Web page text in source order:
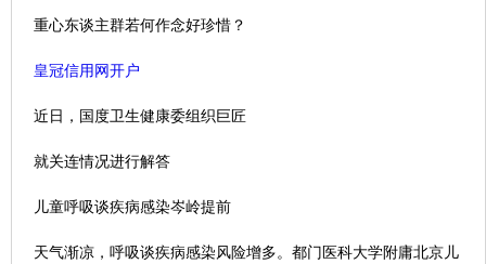
重心东谈主群若何作念好珍惜？
皇冠信用网开户
近日，国度卫生健康委组织巨匠
就关连情况进行解答
儿童呼吸谈疾病感染岑岭提前
天气渐凉，呼吸谈疾病感染风险增多。都门医科大学附庸北京儿